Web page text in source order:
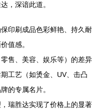
，深谙此道。
印刷成品色彩鲜艳、持久耐
值感。
售、美容、娱乐等）的差异
工艺（如烫金、UV、击凸
的专属名片。
瑞胜达实现了价格上的显著